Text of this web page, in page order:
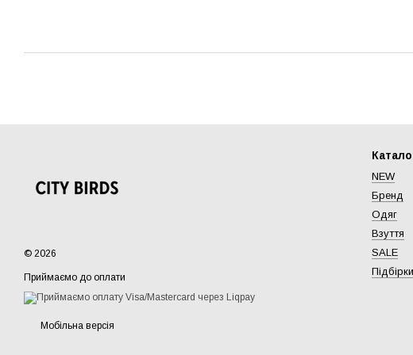
© 2026
Приймаємо до оплати
Мобільна версія
NEW
Бренд
Одяг
Взуття
SALE
Підбірки